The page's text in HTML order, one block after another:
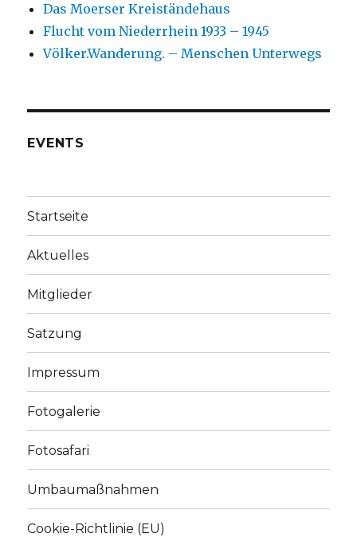
Das Moerser Kreiständehaus
Flucht vom Niederrhein 1933 – 1945
Völker.Wanderung. – Menschen Unterwegs
EVENTS
Startseite
Aktuelles
Mitglieder
Satzung
Impressum
Fotogalerie
Fotosafari
Umbaumaßnahmen
Cookie-Richtlinie (EU)